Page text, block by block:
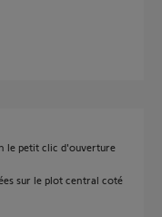
le petit clic d'ouverture
sur le plot central coté